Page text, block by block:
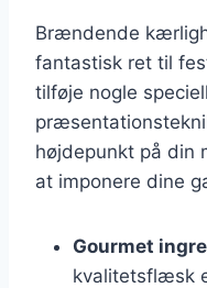
Brændende
fantastisk ret til
tilføje nogle
højdepunkt på din
at imponere dine
Gourmet
kvalitetsflæsk